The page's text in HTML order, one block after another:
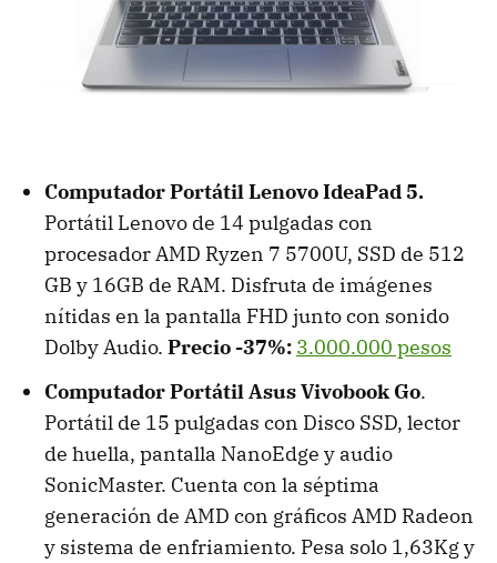
Computador Portátil Lenovo IdeaPad 5.
Portátil Lenovo de 14 pulgadas con
procesador AMD Ryzen 7 5700U, SSD de 512
GB y 16GB de RAM. Disfruta de imágenes
nítidas en la pantalla FHD junto con sonido
Dolby Audio. Precio -37%: 3.000.000 pesos
Computador Portátil Asus Vivobook Go.
Portátil de 15 pulgadas con Disco SSD, lector
de huella, pantalla NanoEdge y audio
SonicMaster. Cuenta con la séptima
generación de AMD con gráficos AMD Radeon
y sistema de enfriamiento. Pesa solo 1,63Kg y